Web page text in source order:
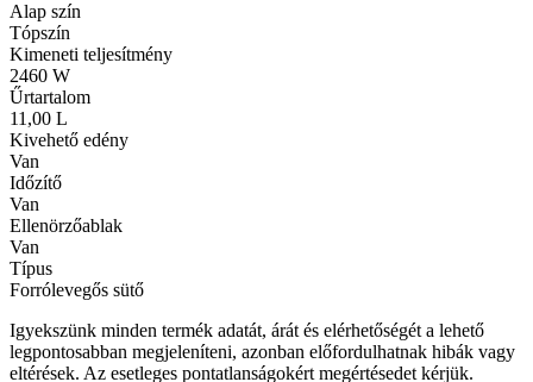
Alap szín
Tópszín
Kimeneti teljesítmény
2460 W
Űrtartalom
11,00 L
Kivehető edény
Van
Időzítő
Van
Ellenörzőablak
Van
Típus
Forrólevegős sütő
Igyekszünk minden termék adatát, árát és elérhetőségét a lehető
legpontosabban megjeleníteni, azonban előfordulhatnak hibák vagy
eltérések. Az esetleges pontatlanságokért megértésedet kérjük.